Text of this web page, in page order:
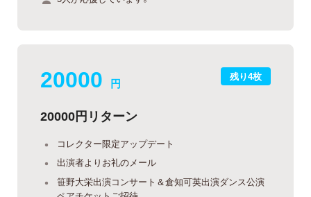
残り4枚
20000 円
20000円リターン
コレクター限定アップデート
出演者よりお礼のメール
笹野大栄出演コンサート＆倉知可英出演ダンス公演